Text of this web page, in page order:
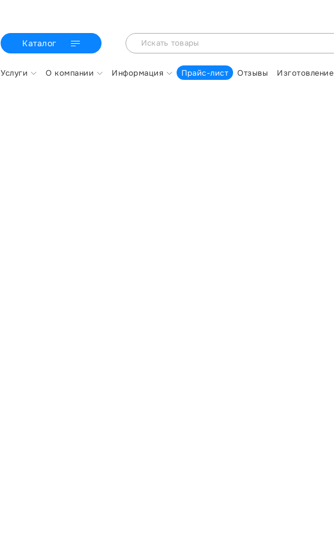
Каталог
Услуги О компании Информация Прайс-лист Отзывы Изготовление